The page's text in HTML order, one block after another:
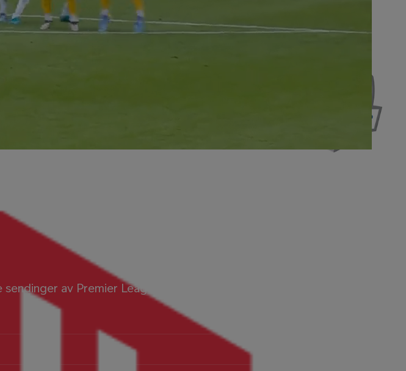
av Premier League og Formel 1. Dette får du gjennom